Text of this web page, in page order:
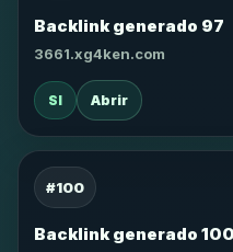
Backlink generado 97
3661.xg4ken.com
SI Abrir
#100
Backlink generado 100